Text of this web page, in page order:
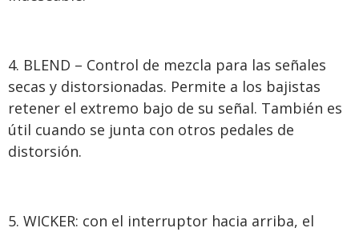
BLEND – Control de mezcla para las señales
secas y distorsionadas. Permite a los bajistas
retener el extremo bajo de su señal. También es
útil cuando se junta con otros pedales de
distorsión.
WICKER: con el interruptor hacia arriba, el